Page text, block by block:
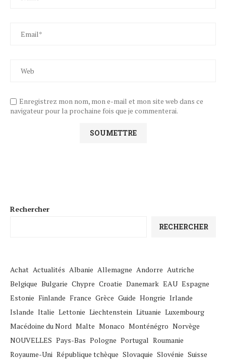
Enregistrez mon nom, mon e-mail et mon site web dans ce
navigateur pour la prochaine fois que je commenterai.
Rechercher
RECHERCHER
Achat Actualités Albanie Allemagne Andorre Autriche
Belgique Bulgarie Chypre Croatie Danemark EAU Espagne
Estonie Finlande France Grèce Guide Hongrie Irlande
Islande Italie Lettonie Liechtenstein Lituanie Luxembourg
Macédoine du Nord Malte Monaco Monténégro Norvège
NOUVELLES Pays-Bas Pologne Portugal Roumanie
Royaume-Uni République tchèque Slovaquie Slovénie Suisse